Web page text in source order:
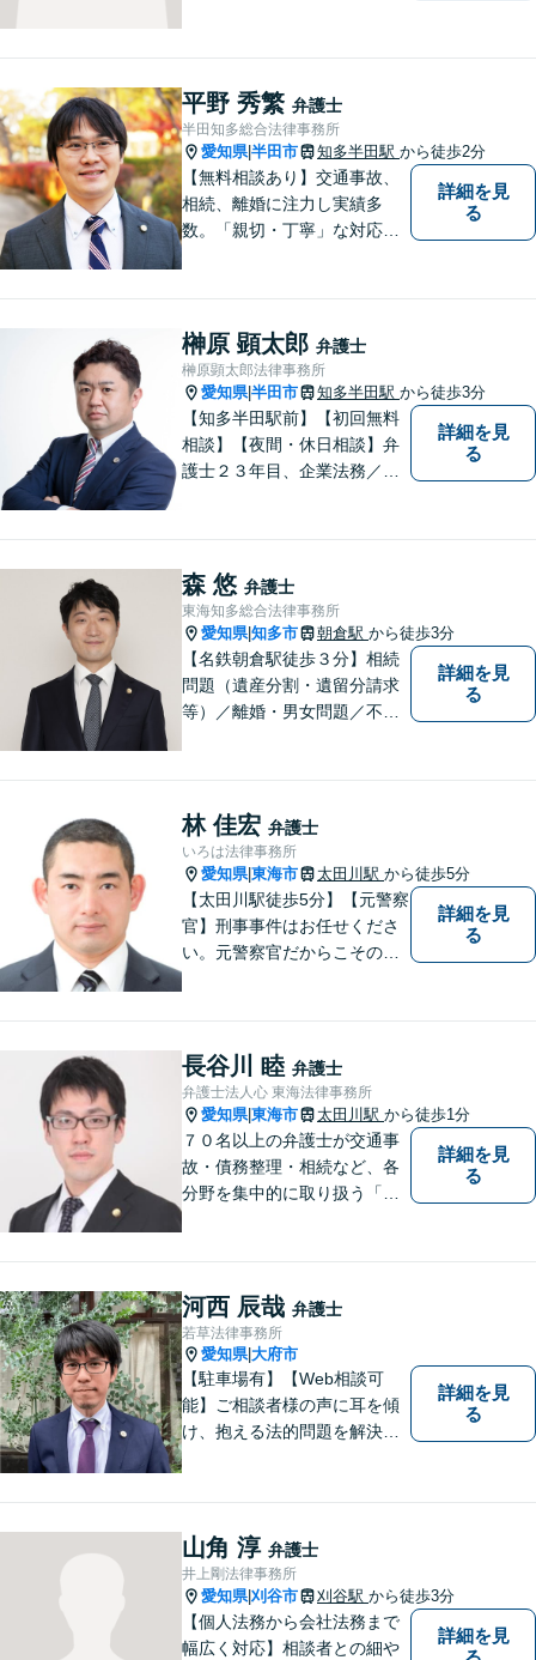
平野 秀繁 弁護士
半田知多総合法律事務所
愛知県|半田市 知多半田駅 から徒歩2分
【無料相談あり】交通事故、
相続、離婚に注力し実績多
数。「親切・丁寧」な対応
詳細を見
る
榊原 顕太郎 弁護士
榊原顕太郎法律事務所
愛知県|半田市 知多半田駅 から徒歩3分
【知多半田駅前】【初回無料
相談】【夜間・休日相談】弁
護士２３年目、企業法務／交
護士が、事業経営を強力サポ
ートいたします！【ネット予
約可】【駐車場あり】【見積
無料】
詳細を見
る
森 悠 弁護士
東海知多総合法律事務所
愛知県|知多市 朝倉駅 から徒歩3分
【名鉄朝倉駅徒歩３分】相続
問題（遺産分割・遺留分請求
等）／離婚・男女問題／不動
多数。
詳細を見
る
林 佳宏 弁護士
いろは法律事務所
愛知県|東海市 太田川駅 から徒歩5分
【太田川駅徒歩5分】【元警察
官】刑事事件はお任せくださ
い。元警察官だからこその視
ることはございません。元警
察官の経験を活かした交通事
故事案対応もいたします。
詳細を見
る
長谷川 睦 弁護士
弁護士法人心 東海法律事務所
愛知県|東海市 太田川駅 から徒歩1分
７０名以上の弁護士が交通事
故・債務整理・相続など、各
分野を集中的に取り扱う「分
できるよう努めております。
詳細を見
る
河西 辰哉 弁護士
若草法律事務所
愛知県|大府市
【駐車場有】【Web相談可
能】ご相談者様の声に耳を傾
け、抱える法的問題を解決す
て、明るい未来へと進みまし
ょう。 地域のみなさまからの
ご相談、お待ちしておりま
す。
詳細を見
る
山角 淳 弁護士
井上剛法律事務所
愛知県|刈谷市 刈谷駅 から徒歩3分
【個人法務から会社法務まで
幅広く対応】相談者との細や
詳細を見